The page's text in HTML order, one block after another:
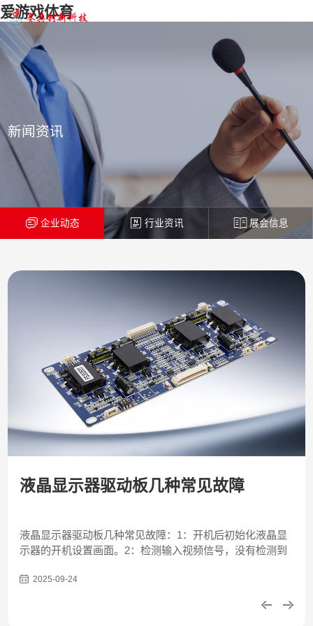
爱游戏体育
新闻资讯
企业动态 行业资讯 展会信息
液晶显示器驱动板几种常见故障
液晶显示器驱动板几种常见故障：1：开机后初始化液晶显
示器的开机设置画面。2：检测输入视频信号，没有检测到
率范围”等。
2025-09-24